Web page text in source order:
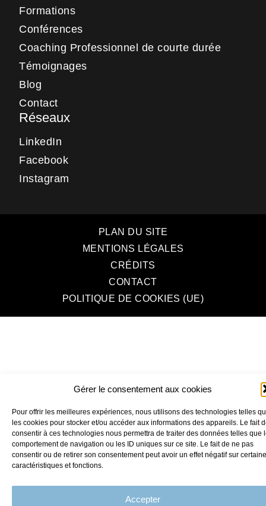
Gérer le consentement aux cookies
Pour offrir les meilleures expériences, nous utilisons des technologies telles
les cookies pour stocker et/ou accéder aux informations des appareils. Le fait
consentir à ces technologies nous permettra de traiter des données telles que
comportement de navigation ou les ID uniques sur ce site. Le fait de ne pas
consentir ou de retirer son consentement peut avoir un effet négatif sur
caractéristiques et fonctions.
Accepter
Formations
Conférences
Coaching Professionnel de courte durée
Témoignages
Blog
Contact
Réseaux
LinkedIn
Facebook
Instagram
PLAN DU SITE
MENTIONS LÉGALES
CRÉDITS
CONTACT
POLITIQUE DE COOKIES (UE)